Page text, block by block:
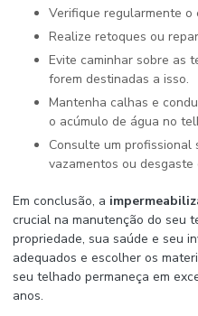
Verifique regularmente
Realize retoques ou
Evite caminhar sobre as telhas, especialmente se não
forem destinadas a isso.
Mantenha calhas e condutores de água limpos para evitar
o acúmulo de água no
Consulte um profissional se notar problemas, como
vazamentos ou desgaste
Em conclusão, a
crucial na manutenção do seu
propriedade, sua saúde e seu
adequados e escolher os
seu telhado permaneça em
anos.